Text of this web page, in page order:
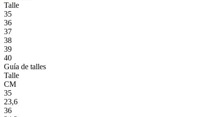
Talle
35
36
37
38
39
40
Guía de talles
Talle
CM
35
23,6
36